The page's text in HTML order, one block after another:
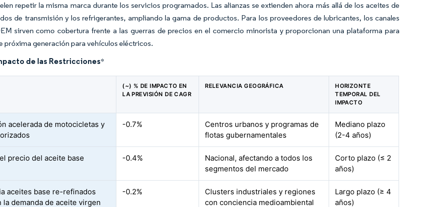
repetir la misma marca durante los servicios programados. Las alianzas se extienden ahora más allá de los aceites de
de transmisión y los refrigerantes, ampliando la gama de productos. Para los proveedores de lubricantes, los canales
sirven como cobertura frente a las guerras de precios en el comercio minorista y proporcionan una plataforma para
próxima generación para vehículos eléctricos.
de las Restricciones*
(~) % DE IMPACTO EN
LA PREVISIÓN DE CAGR
RELEVANCIA GEOGRÁFICA
HORIZONTE
TEMPORAL DEL
IMPACTO
acelerada de motocicletas y
-0.7%
Centros urbanos y programas de
flotas gubernamentales
Mediano plazo
(2-4 años)
precio del aceite base -0.4%
Nacional, afectando a todos los
segmentos del mercado
Corto plazo (≤ 2
años)
aceites base re-refinados
la demanda de aceite virgen
-0.2%
Clusters industriales y regiones
con conciencia medioambiental
Largo plazo (≥ 4
años)